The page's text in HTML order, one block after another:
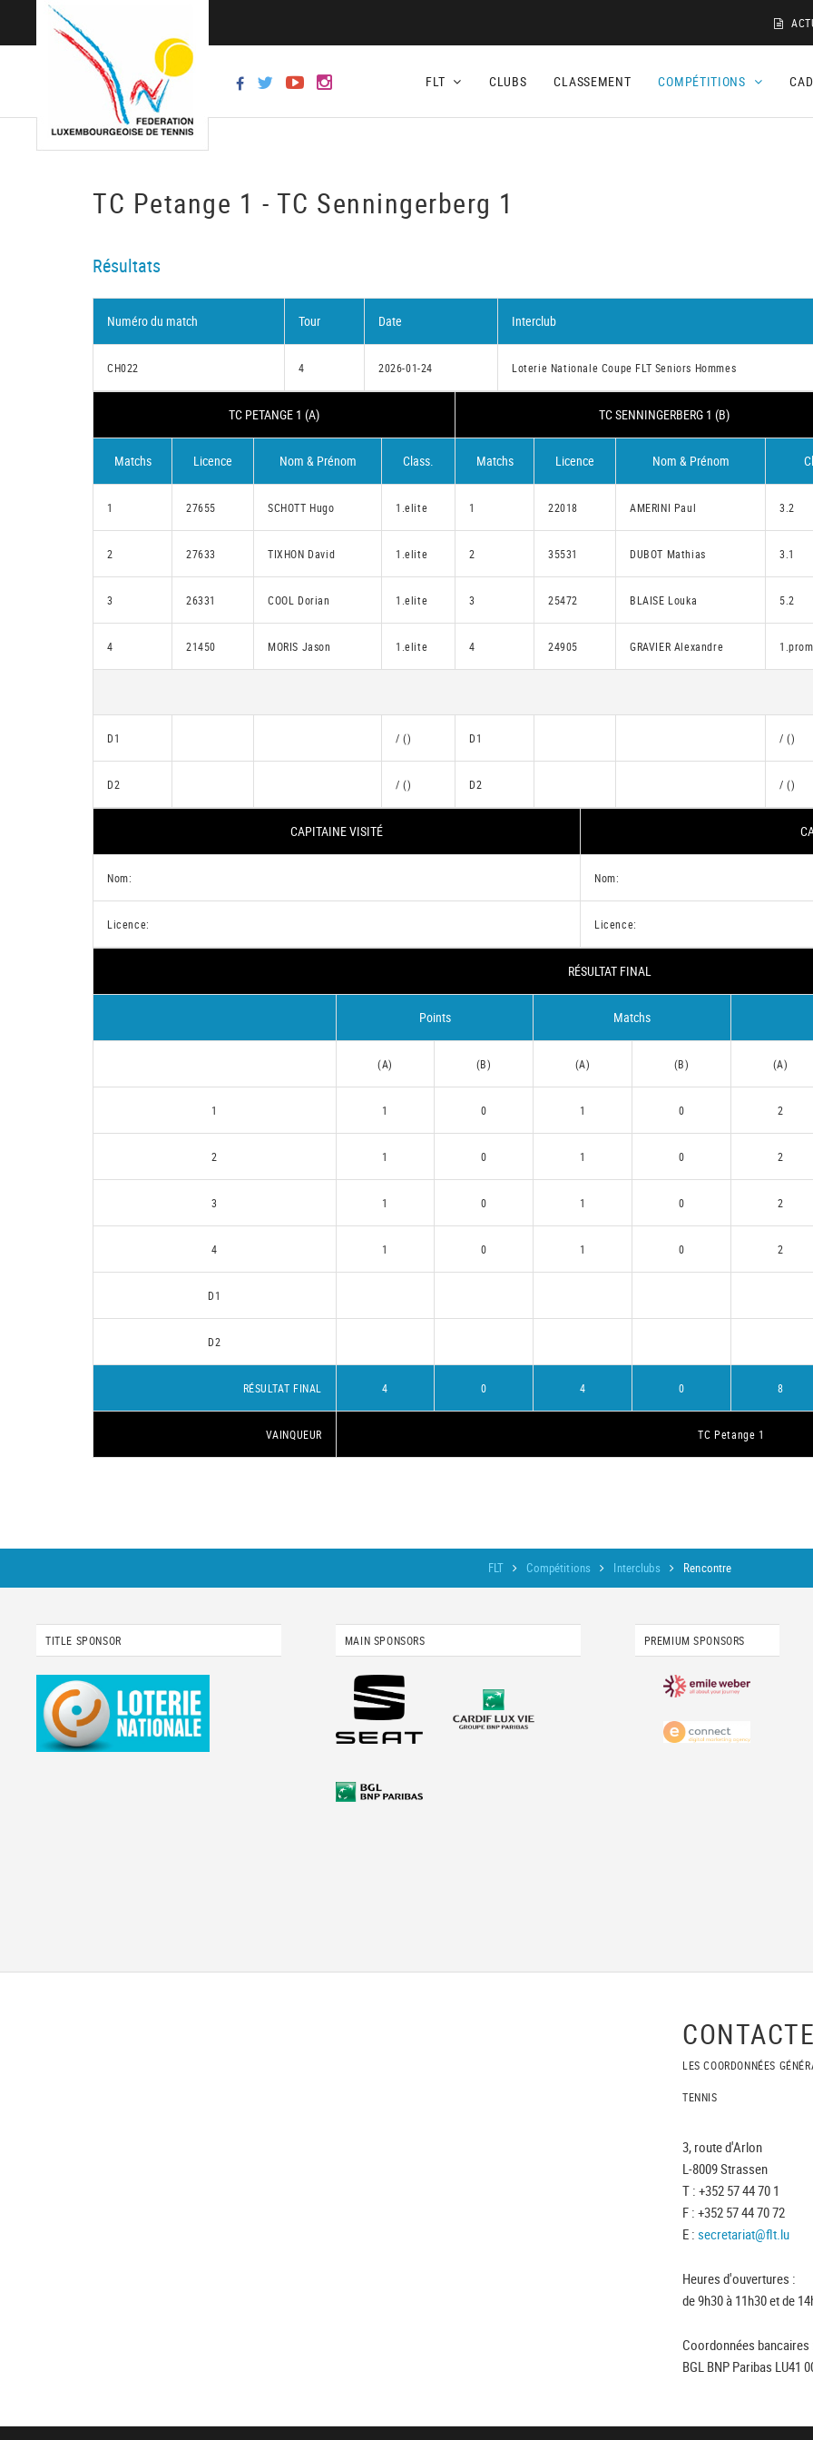
FLT CLUBS CLASSEMENT COMPÉTITIONS
TC Petange 1 - TC Senningerberg 1
Résultats
Numéro du match Tour Date Interclub
CH022 4 2026-01-24 Loterie Nationale Coupe FLT Seniors Hommes
TC PETANGE 1 (A) TC SENNINGERBERG 1 (B)
Matchs Licence Nom & Prénom Class. Matchs Licence Nom & Prénom
1 27655 SCHOTT Hugo 1.elite 1 22018 AMERINI Paul 3.2
2 27633 TIXHON David 1.elite 2 35531 DUBOT Mathias 3.1
3 26331 COOL Dorian 1.elite 3 25472 BLAISE Louka 5.2
4 21450 MORIS Jason 1.elite 4 24905 GRAVIER Alexandre
D1 / () D1 / ()
D2 / () D2 / ()
CAPITAINE VISITÉ
Nom: Nom:
Licence: Licence:
RÉSULTAT FINAL
Points Matchs
(A) (B) (A) (B) (A)
1 1 0 1 0 2
2 1 0 1 0 2
3 1 0 1 0 2
4 1 0 1 0 2
D1
D2
RÉSULTAT FINAL 4 0 4 0 8
VAINQUEUR TC Petange 1
FLT Compétitions Interclubs Rencontre
TITLE SPONSOR MAIN SPONSORS PREMIUM SPONSORS
LES COORDONNÉES
TENNIS
3, route d'Arlon
L-8009 Strassen
T : +352 57 44 70 1
F : +352 57 44 70 72
E : secretariat@flt.lu
Heures d'ouvertures :
de 9h30 à 11h30 et de
Coordonnées bancaires
BGL BNP Paribas LU41